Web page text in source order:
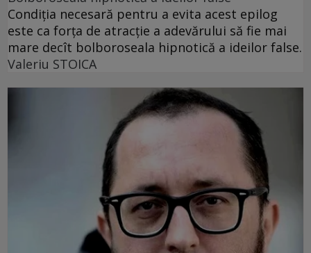
Condiția necesară pentru a evita acest epilog
este ca forța de atracție a adevărului să fie mai
mare decît bolboroseala hipnotică a ideilor false.
Valeriu STOICA